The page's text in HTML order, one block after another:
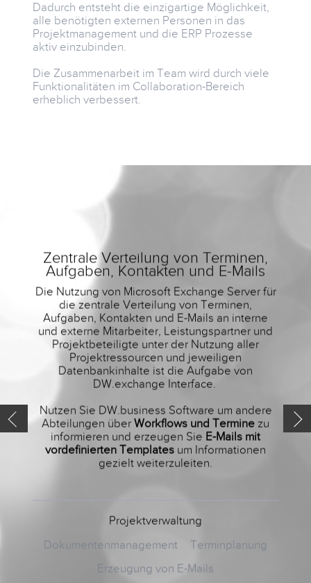
Dadurch entsteht die einzigartige Möglichkeit,
alle benötigten externen Personen in das
Projektmanagement und die ERP Prozesse
aktiv einzubinden.
Die Zusammenarbeit im Team wird durch viele
Funktionalitäten im Collaboration-Bereich
erheblich verbessert.
Zentrale Verteilung von Terminen,
Aufgaben, Kontakten und E-Mails
Die Nutzung von Microsoft Exchange Server für
die zentrale Verteilung von Terminen,
Aufgaben, Kontakten und E-Mails an interne
und externe Mitarbeiter, Leistungspartner und
Projektbeteiligte unter der Nutzung aller
Projektressourcen und jeweiligen
Datenbankinhalte ist die Aufgabe von
DW.exchange Interface.
Nutzen Sie DW.business Software um andere
Abteilungen überWorkflows und Termine zu
informieren und erzeugen Sie E-Mails mit
vordefinierten Templates um Informationen
gezielt weiterzuleiten.
Projektverwaltung
Dokumentenmanagement
Terminplanung
Erzeugung von E-Mails